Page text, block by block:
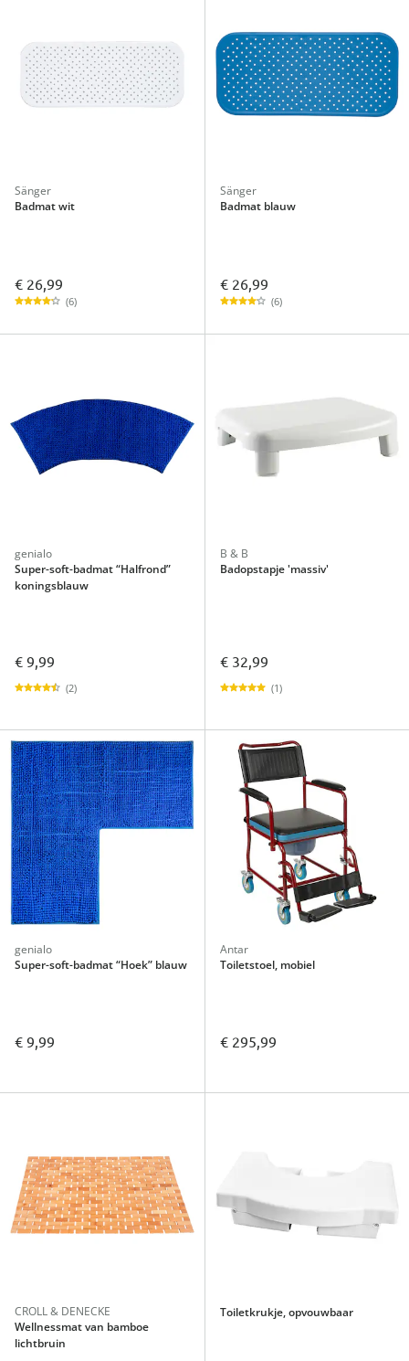
Sänger
Badmat wit
€ 26,99
(6)
Sänger
Badmat blauw
€ 26,99
(6)
genialo
Super-soft-badmat “Halfrond”
koningsblauw
€ 9,99
(2)
B & B
Badopstapje 'massiv'
€ 32,99
(1)
genialo
Super-soft-badmat “Hoek” blauw
€ 9,99
Antar
Toiletstoel, mobiel
€ 295,99
CROLL & DENECKE
Wellnessmat van bamboe
lichtbruin
Toiletkrukje, opvouwbaar